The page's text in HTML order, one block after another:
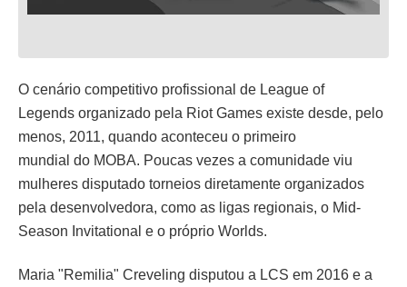
O cenário competitivo profissional de League of
Legends organizado pela Riot Games existe desde, pelo
menos, 2011, quando aconteceu o primeiro
mundial do MOBA. Poucas vezes a comunidade viu
mulheres disputado torneios diretamente organizados
pela desenvolvedora, como as ligas regionais, o Mid-
Season Invitational e o próprio Worlds.
Maria "Remilia" Creveling disputou a LCS em 2016 e a